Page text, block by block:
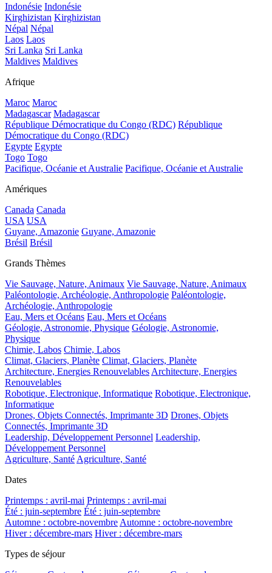
Indonésie Indonésie
Kirghizistan Kirghizistan
Népal Népal
Laos Laos
Sri Lanka Sri Lanka
Maldives Maldives
Afrique
Maroc Maroc
Madagascar Madagascar
République Démocratique du Congo (RDC) République
Démocratique du Congo (RDC)
Egypte Egypte
Togo Togo
Pacifique, Océanie et Australie Pacifique, Océanie et Australie
Amériques
Canada Canada
USA USA
Guyane, Amazonie Guyane, Amazonie
Brésil Brésil
Grands Thèmes
Vie Sauvage, Nature, Animaux Vie Sauvage, Nature, Animaux
Paléontologie, Archéologie, Anthropologie Paléontologie,
Archéologie, Anthropologie
Eau, Mers et Océans Eau, Mers et Océans
Géologie, Astronomie, Physique Géologie, Astronomie,
Physique
Chimie, Labos Chimie, Labos
Climat, Glaciers, Planète Climat, Glaciers, Planète
Architecture, Energies Renouvelables Architecture, Energies
Renouvelables
Robotique, Electronique, Informatique Robotique, Electronique,
Informatique
Drones, Objets Connectés, Imprimante 3D Drones, Objets
Connectés, Imprimante 3D
Leadership, Développement Personnel Leadership,
Développement Personnel
Agriculture, Santé Agriculture, Santé
Dates
Printemps : avril-mai Printemps : avril-mai
Été : juin-septembre Été : juin-septembre
Automne : octobre-novembre Automne : octobre-novembre
Hiver : décembre-mars Hiver : décembre-mars
Types de séjour